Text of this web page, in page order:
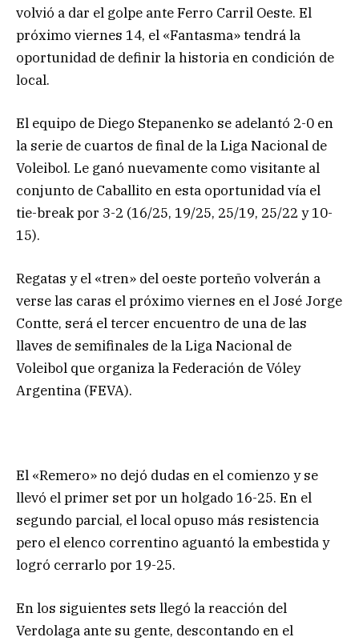
volvió a dar el golpe ante Ferro Carril Oeste. El
próximo viernes 14, el «Fantasma» tendrá la
oportunidad de definir la historia en condición de
local.
El equipo de Diego Stepanenko se adelantó 2-0 en
la serie de cuartos de final de la Liga Nacional de
Voleibol. Le ganó nuevamente como visitante al
conjunto de Caballito en esta oportunidad vía el
tie-break por 3-2 (16/25, 19/25, 25/19, 25/22 y 10-
15).
Regatas y el «tren» del oeste porteño volverán a
verse las caras el próximo viernes en el José Jorge
Contte, será el tercer encuentro de una de las
llaves de semifinales de la Liga Nacional de
Voleibol que organiza la Federación de Vóley
Argentina (FEVA).
El «Remero» no dejó dudas en el comienzo y se
llevó el primer set por un holgado 16-25. En el
segundo parcial, el local opuso más resistencia
pero el elenco correntino aguantó la embestida y
logró cerrarlo por 19-25.
En los siguientes sets llegó la reacción del
Verdolaga ante su gente, descontando en el